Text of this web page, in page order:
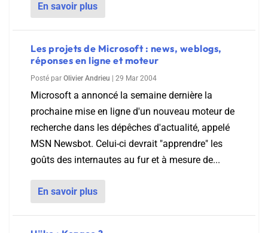
En savoir plus
Les projets de Microsoft : news, weblogs,
réponses en ligne et moteur
Posté par Olivier Andrieu 29 Mar 2004
Microsoft a annoncé la semaine dernière la
prochaine mise en ligne d'un nouveau moteur de
recherche dans les dépêches d'actualité, appelé
MSN Newsbot. Celui-ci devrait "apprendre" les
goûts des internautes au fur et à mesure de...
En savoir plus